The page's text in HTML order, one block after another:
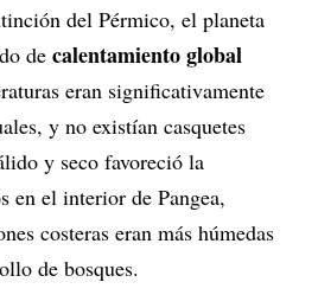
del Pérmico, el planeta
de calentamiento global
eran significativamente
y no existían casquetes
y seco favoreció la
en el interior de Pangea,
costeras eran más húmedas
de bosques.